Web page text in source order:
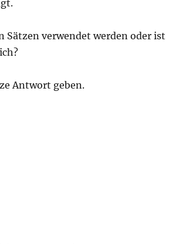
verwendet werden oder ist
Antwort geben.